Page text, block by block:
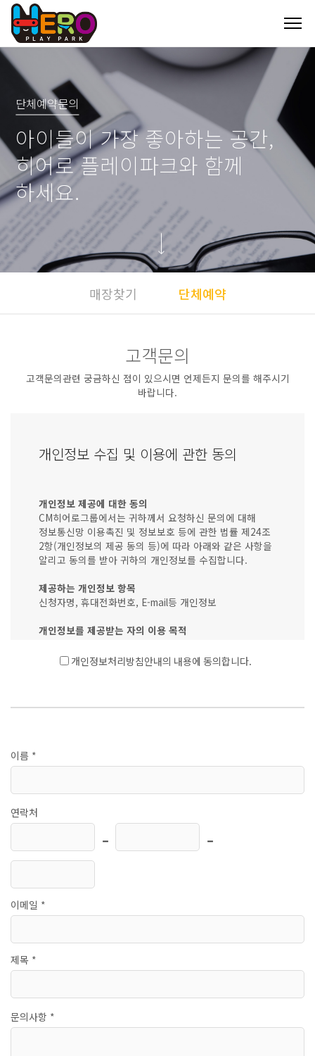
단체예약문의
아이들이 가장 좋아하는 공간,
히어로 플레이파크와 함께
하세요.
매장찾기 단체예약
고객문의
고객문의관련 궁금하신 점이 있으시면 언제든지 문의를 해주시기
바랍니다.
개인정보 수집 및 이용에 관한 동의
개인정보 제공에 대한 동의
CM히어로그룹에서는 귀하께서 요청하신 문의에 대해
정보통신망 이용촉진 및 정보보호 등에 관한 법률 제24조
2항(개인정보의 제공 동의 등)에 따라 아래와 같은 사항을
알리고 동의를 받아 귀하의 개인정보를 수집합니다.
제공하는 개인정보 항목
신청자명, 휴대전화번호, E-mail등 개인정보
개인정보를 제공받는 자의 이용 목적
개인정보처리방침안내의 내용에 동의합니다.
이름 *
연락처
- -
이메일 *
제목 *
문의사항 *